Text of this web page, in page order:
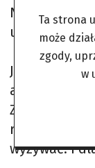
Nadal było
uznał, że
Jak ustalono
akcie
Zbigniew W.
razy uderzyć
wyzywać. I
Ta strona
może
zgody,
w